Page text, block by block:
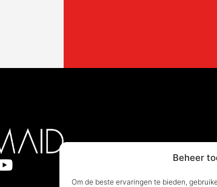
Beheer
Om de beste ervaringen te bieden,